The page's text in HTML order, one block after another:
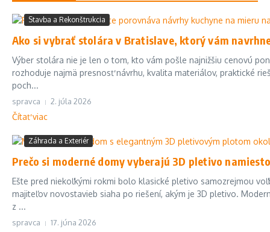
Stavba a Rekonštrukcia
Ako si vybrať stolára v Bratislave, ktorý vám
Výber stolára nie je len o tom, kto vám pošle najnižšiu cenovú
rozhoduje najmä presnosť návrhu, kvalita materiálov, praktické
poch...
spravca 2. júla 2026
Čítať viac
Záhrada a Exteriér
Prečo si moderné domy vyberajú 3D pletivo
Ešte pred niekoľkými rokmi bolo klasické pletivo samozrejmou
majiteľov novostavieb siaha po riešení, akým je 3D pletivo.
z ...
spravca 17. júna 2026